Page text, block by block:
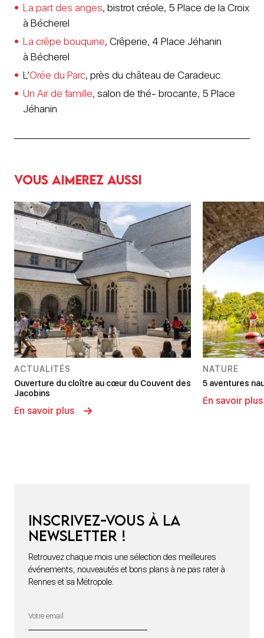
La part des anges, bistrot créole, 5 Place de la Croix
à Bécherel
La crêpe bouquine, Crêperie, 4 Place Jéhanin
à Bécherel
L’Orée du Parc, près du château de Caradeuc.
Un Air de famille, salon de thé- brocante, 5 Place
Jéhanin
Vous aimerez aussi
ACTUALITÉS
Ouverture du cloître au cœur du Couvent des
Jacobins
En savoir plus
NATURE
5 aventures
En savoir plus
Inscrivez-vous à la
newsletter !
Retrouvez chaque mois une sélection des meilleures
événements, nouveautés et bons plans à ne pas rater à
Rennes et sa Métropole.